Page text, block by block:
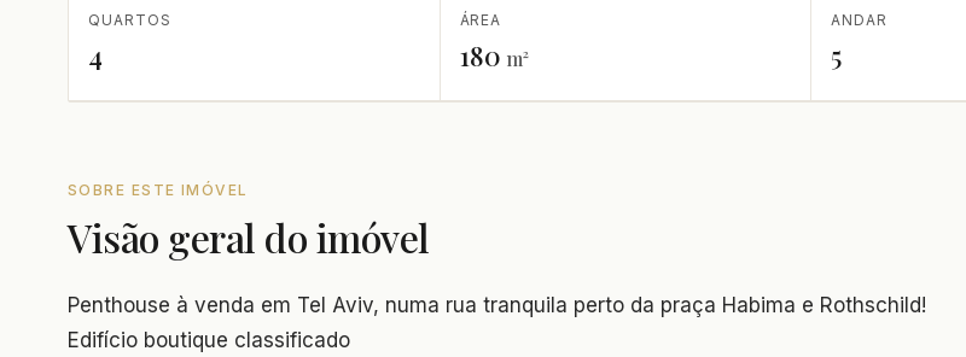
QUARTOS
4
ÁREA
180 m²
ANDAR
5
SOBRE ESTE IMÓVEL
Visão geral do imóvel
Penthouse à venda em Tel Aviv, numa rua tranquila perto da praça Habima e Rothschild!
Edifício boutique classificado